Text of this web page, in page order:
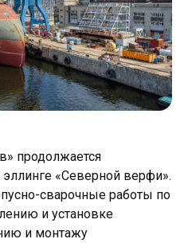
продолжается
«Северной верфи».
сварочные работы по
и установке
и монтажу